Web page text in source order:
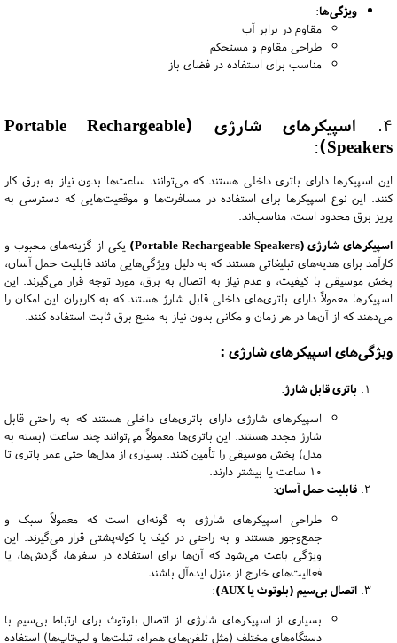
ویژگی‌ها:
مقاوم در برابر آب
طراحی مقاوم و مستحکم
مناسب برای استفاده در فضای باز
4.
اسپیکرهای شارژی (Portable Rechargeable
Speakers)
:
این اسپیکرها دارای باتری داخلی هستند که می‌توانند ساعت‌ها بدون نیاز به برق کار
کنند. این نوع اسپیکرها برای استفاده در مسافرت‌ها و موقعیت‌هایی که دسترسی به
پریز برق محدود است، مناسب‌اند.
اسپیکرهای شارژی (Portable Rechargeable Speakers)
یکی از گزینه‌های محبوب و
کارآمد برای هدیه‌های تبلیغاتی هستند که به دلیل ویژگی‌هایی مانند قابلیت حمل آسان،
پخش موسیقی با کیفیت، و عدم نیاز به اتصال به برق، مورد توجه قرار می‌گیرند. این
اسپیکرها معمولاً دارای باتری‌های داخلی قابل شارژ هستند که به کاربران این امکان را
می‌دهند که از آن‌ها در هر زمان و مکانی بدون نیاز به منبع برق ثابت استفاده کنند.
ویژگی‌های اسپیکرهای شارژی :
باتری قابل شارژ:
اسپیکرهای شارژی دارای باتری‌های داخلی هستند که به راحتی قابل
شارژ مجدد هستند. این باتری‌ها معمولاً می‌توانند چند ساعت (بسته به
مدل) پخش موسیقی را تأمین کنند. بسیاری از مدل‌ها حتی عمر باتری تا
۱۰ ساعت یا بیشتر دارند.
قابلیت حمل آسان:
طراحی اسپیکرهای شارژی به گونه‌ای است که معمولاً سبک و
جمع‌وجور هستند و به راحتی در کیف یا کوله‌پشتی قرار می‌گیرند. این
ویژگی باعث می‌شود که آن‌ها برای استفاده در سفرها، گردش‌ها، یا
فعالیت‌های خارج از منزل ایده‌آل باشند.
اتصال بی‌سیم (بلوتوث یا AUX)
:
بسیاری از اسپیکرهای شارژی از اتصال بلوتوث برای ارتباط بی‌سیم با
دستگاه‌های مختلف (مثل تلفن‌های همراه، تبلت‌ها و لپ‌تاپ‌ها) استفاده